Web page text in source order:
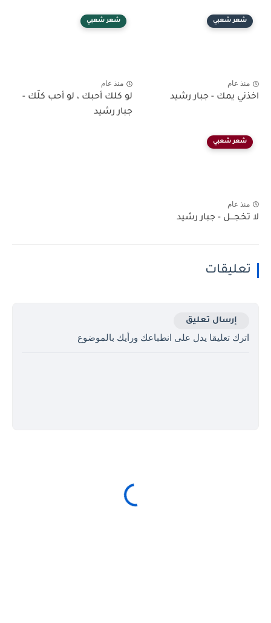
شعر شعبي
منذ عام
اخذني يمك - جبار رشيد
شعر شعبي
منذ عام
لو كلك أحبك ، لو أحب كلّك -
جبار رشيد
شعر شعبي
منذ عام
لا تخجـــل - جبار رشيد
تعليقات
إرسال تعليق
اترك تعليقا يدل على انطباعك ورأيك بالموضوع